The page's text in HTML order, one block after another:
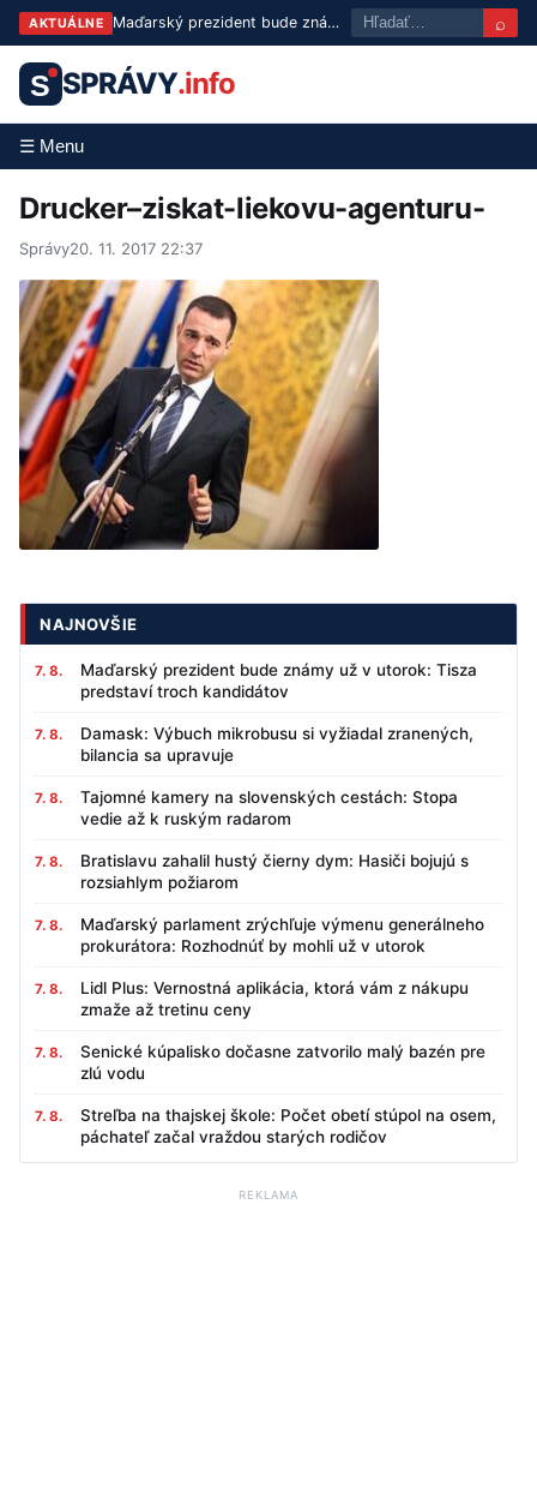
AKTUÁLNE Maďarský prezident bude známy už v utorok: Tisza predstaví troch kandidátov ⌕
S SPRÁVY.info
☰ Menu
Drucker–ziskat-liekovu-agenturu-
Správy20. 11. 2017 22:37
NAJNOVŠIE
7. 8.
Maďarský prezident bude známy už v utorok: Tisza
predstaví troch kandidátov
7. 8.
Damask: Výbuch mikrobusu si vyžiadal zranených,
bilancia sa upravuje
7. 8.
Tajomné kamery na slovenských cestách: Stopa
vedie až k ruským radarom
7. 8.
Bratislavu zahalil hustý čierny dym: Hasiči bojujú s
rozsiahlym požiarom
7. 8.
Maďarský parlament zrýchľuje výmenu generálneho
prokurátora: Rozhodnúť by mohli už v utorok
7. 8.
Lidl Plus: Vernostná aplikácia, ktorá vám z nákupu
zmaže až tretinu ceny
7. 8.
Senické kúpalisko dočasne zatvorilo malý bazén pre
zlú vodu
7. 8.
Streľba na thajskej škole: Počet obetí stúpol na osem,
páchateľ začal vraždou starých rodičov
REKLAMA